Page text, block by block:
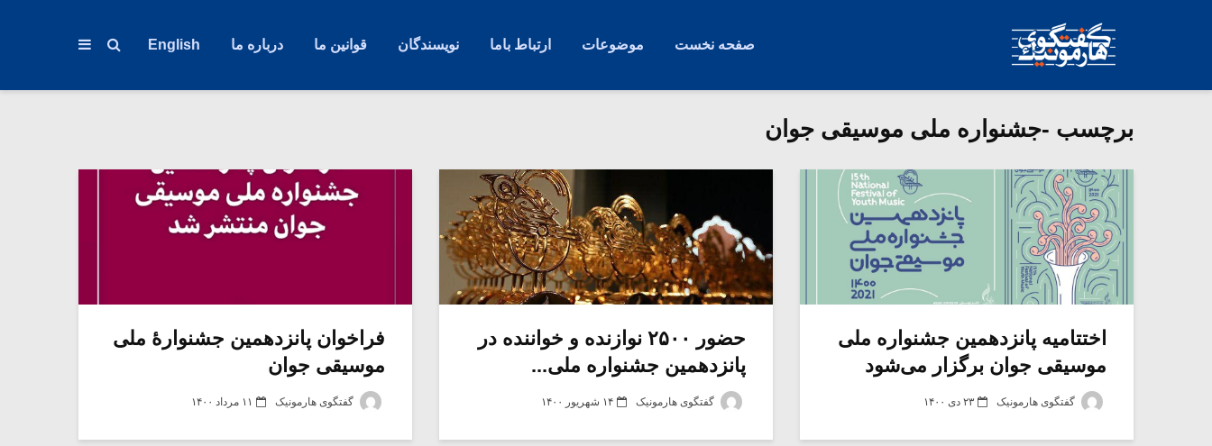
صفحه نخست موضوعات ارتباط باما نویسندگان قوانین ما درباره ما English
برچسب -جشنواره ملی موسیقی جوان
اختتامیه پانزدهمین جشنواره ملی
موسیقی جوان برگزار می‌شود
گفتگوی هارمونیک ۲۳ دی ۱۴۰۰
حضور ۲۵۰۰ نوازنده و خواننده در
پانزدهمین جشنواره ملی...
گفتگوی هارمونیک ۱۴ شهریور ۱۴۰۰
فراخوان پانزدهمین جشنوارۀ ملی
موسیقی جوان
گفتگوی هارمونیک ۱۱ مرداد ۱۴۰۰